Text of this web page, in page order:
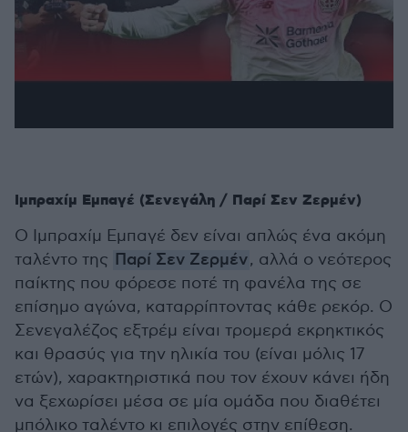
Ιμπραχίμ Εμπαγέ (Σενεγάλη / Παρί Σεν Ζερμέν)
Ο Ιμπραχίμ Εμπαγέ δεν είναι απλώς ένα ακόμη
ταλέντο της Παρί Σεν Ζερμέν, αλλά ο νεότερος
παίκτης που φόρεσε ποτέ τη φανέλα της σε
επίσημο αγώνα, καταρρίπτοντας κάθε ρεκόρ. Ο
Σενεγαλέζος εξτρέμ είναι τρομερά εκρηκτικός
και θρασύς για την ηλικία του (είναι μόλις 17
ετών), χαρακτηριστικά που τον έχουν κάνει ήδη
να ξεχωρίσει μέσα σε μία ομάδα που διαθέτει
μπόλικο ταλέντο κι επιλογές στην επίθεση.